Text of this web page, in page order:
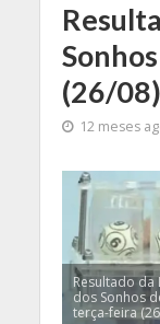
(26/08)
12 meses
Resultado da
dos Sonhos
terça-feira